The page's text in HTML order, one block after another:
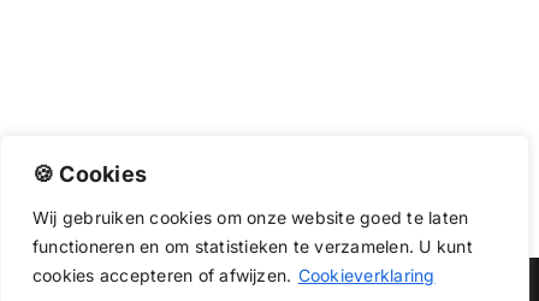
🍪 Cookies
Wij gebruikencookiesomonzewebsitegoedte laten
functionerenen om statistieken teverzamelen. U kunt
cookies accepteren of afwijzen. Cookieverklaring